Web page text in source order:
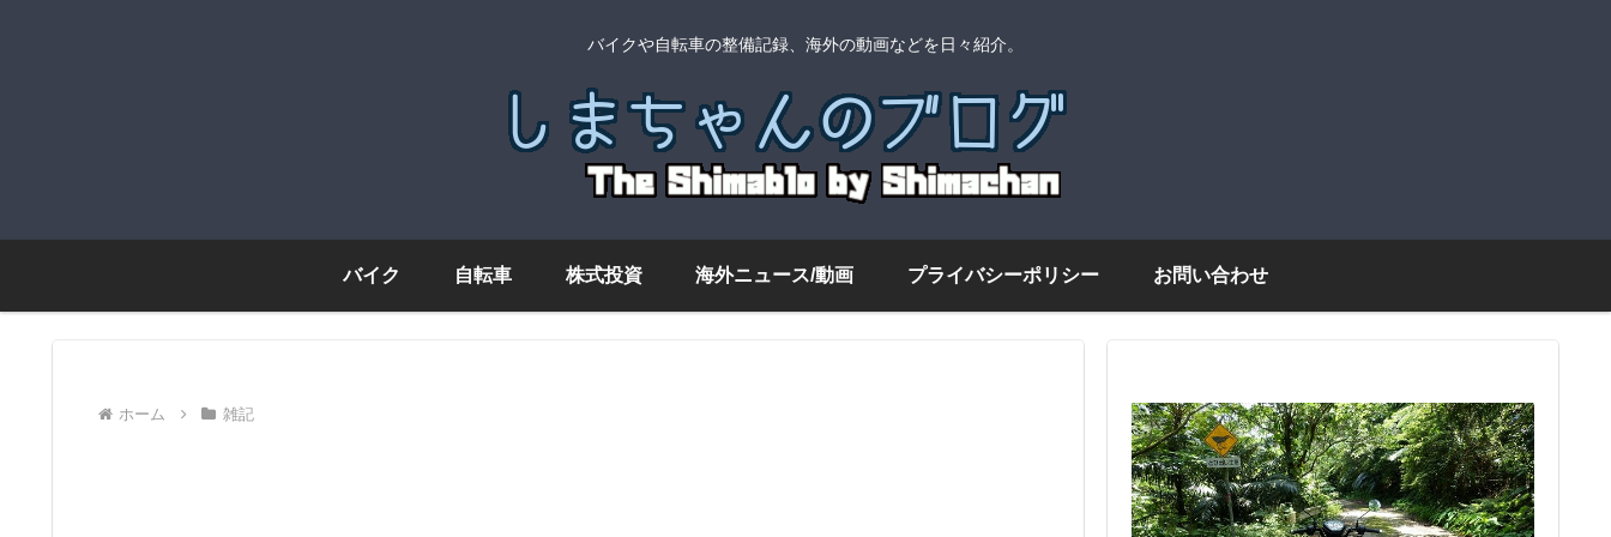
バイクや自転車の整備記録、海外の動画などを日々紹介。
バイク 自転車 株式投資 海外ニュース/動画 プライバシーポリシー お問い合わせ
ホーム 雑記